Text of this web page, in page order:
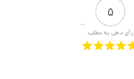
۵
رأی دهی به مطلب